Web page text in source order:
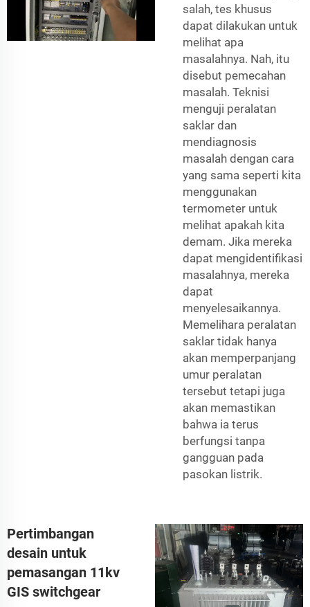
salah, tes khusus
dapat dilakukan untuk
melihat apa
masalahnya. Nah, itu
disebut pemecahan
masalah. Teknisi
menguji peralatan
saklar dan
mendiagnosis
masalah dengan cara
yang sama seperti kita
menggunakan
termometer untuk
melihat apakah kita
demam. Jika mereka
dapat mengidentifikasi
masalahnya, mereka
dapat
menyelesaikannya.
Memelihara peralatan
saklar tidak hanya
akan memperpanjang
umur peralatan
tersebut tetapi juga
akan memastikan
bahwa ia terus
berfungsi tanpa
gangguan pada
pasokan listrik.
Pertimbangan
desain untuk
pemasangan 11kv
GIS switchgear